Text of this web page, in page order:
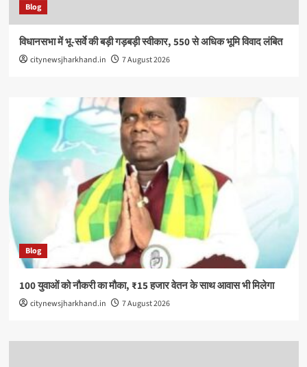
Blog
विधानसभा में भू-सर्वे की बड़ी गड़बड़ी स्वीकार, 550 से अधिक भूमि विवाद लंबित
citynewsjharkhand.in 7 August 2026
Blog
100 युवाओं को नौकरी का मौका, ₹15 हजार वेतन के साथ आवास भी मिलेगा
citynewsjharkhand.in 7 August 2026